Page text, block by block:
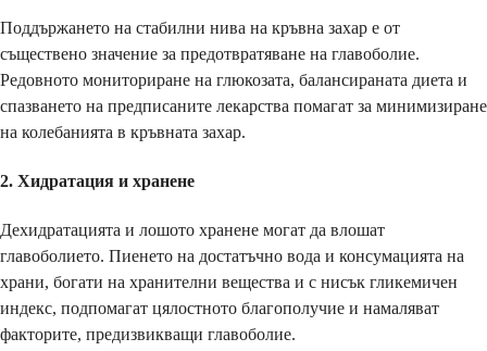
Поддържането на стабилни нива на кръвна захар е от
съществено значение за предотвратяване на главоболие.
Редовното мониториране на глюкозата, балансираната диета и
спазването на предписаните лекарства помагат за минимизиране
на колебанията в кръвната захар.
2. Хидратация и хранене
Дехидратацията и лошото хранене могат да влошат
главоболието. Пиенето на достатъчно вода и консумацията на
храни, богати на хранителни вещества и с нисък гликемичен
индекс, подпомагат цялостното благополучие и намаляват
факторите, предизвикващи главоболие.